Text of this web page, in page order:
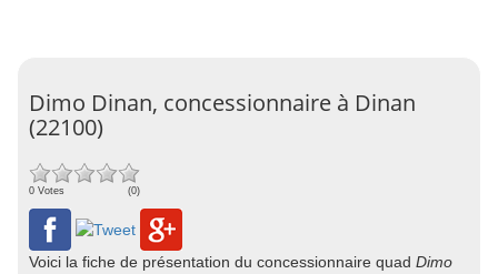
Dimo Dinan, concessionnaire à Dinan
(22100)
0 Votes (0)
Voici la fiche de présentation du concessionnaire quad Dimo